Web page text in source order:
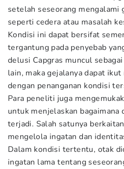
setelah seseorang mengalami
seperti cedera atau masalah
Kondisi ini dapat bersifat
tergantung pada penyebab
delusi Capgras muncul
lain, maka gejalanya dapat
dengan penanganan kondisi
Para peneliti juga
untuk menjelaskan bagaimana
terjadi. Salah satunya
mengelola ingatan dan
Dalam kondisi tertentu, otak
ingatan lama tentang